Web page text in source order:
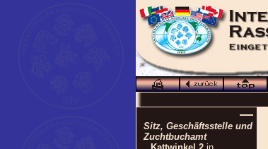
—
Sitz, Geschäftsstelle und
Zuchtbuchamt